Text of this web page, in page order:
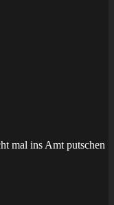
mal ins Amt putschen